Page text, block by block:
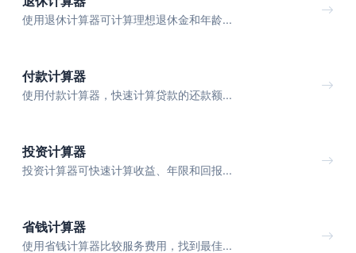
使用退休计算器可计算理想退休金和年龄...
付款计算器
使用付款计算器，快速计算贷款的还款额...
投资计算器
投资计算器可快速计算收益、年限和回报...
省钱计算器
使用省钱计算器比较服务费用，找到最佳...